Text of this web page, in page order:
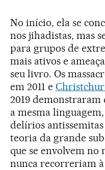
No início, ela se
nos jihadistas, mas
para grupos de
mais ativos e
seu livro. Os
em 2011 e
2019 demonstraram
a mesma
delírios
teoria da grande
que se envolvem no
nunca recorreriam